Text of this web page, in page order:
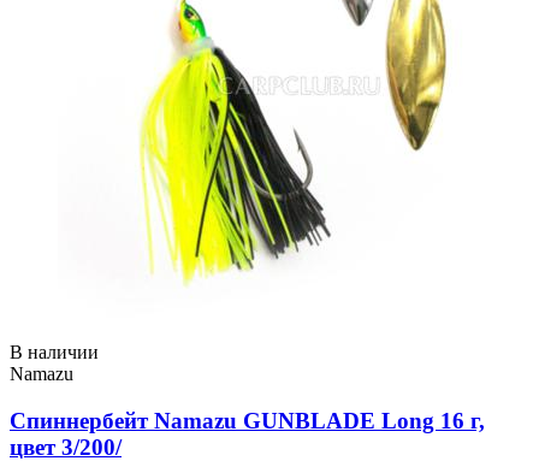
В наличии
Namazu
Спиннербейт Namazu GUNBLADE Long 16 г,
цвет 3/200/